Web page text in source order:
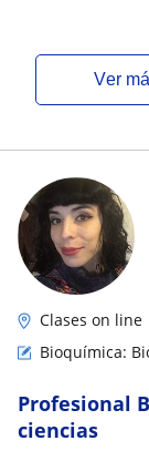
ver
Clases on line
Bioquímica:
Profesional
ciencias